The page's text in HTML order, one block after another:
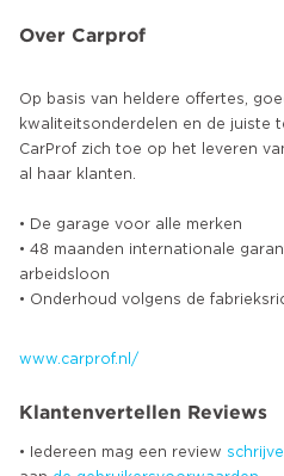
Over Carprof
Op basis van heldere offertes,
kwaliteitsonderdelen en de juiste
CarProf zich toe op het leveren
al haar klanten.
• De garage voor alle merken
• 48 maanden internationale
arbeidsloon
• Onderhoud volgens de
www.carprof.nl/
Klantenvertellen Reviews
• Iedereen mag een review